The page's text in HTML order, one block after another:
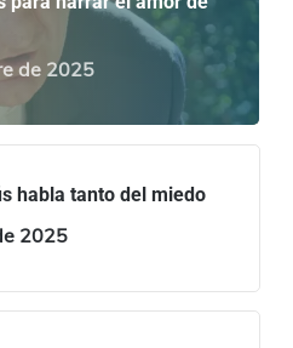
de 2025
habla tanto del miedo
2025